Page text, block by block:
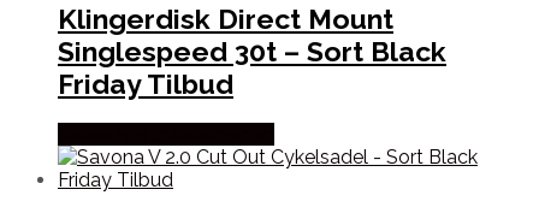
Klingerdisk Direct Mount
Singlespeed 30t – Sort Black
Friday Tilbud